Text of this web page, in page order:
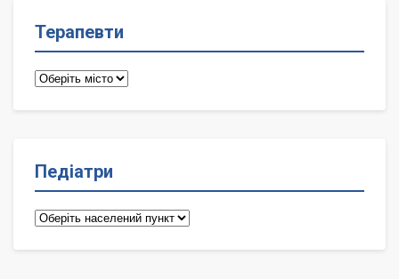
Терапевти
Терапевти
Педіатри
Педіатри